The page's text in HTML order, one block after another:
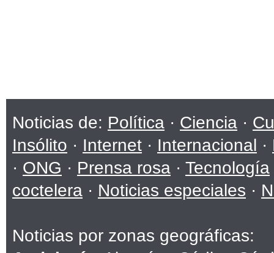
Noticias de: Política · Ciencia ·
Insólito · Internet · Internacional ·
· ONG · Prensa rosa · Tecnología
coctelera · Noticias especiales ·
Noticias por zonas geográficas: